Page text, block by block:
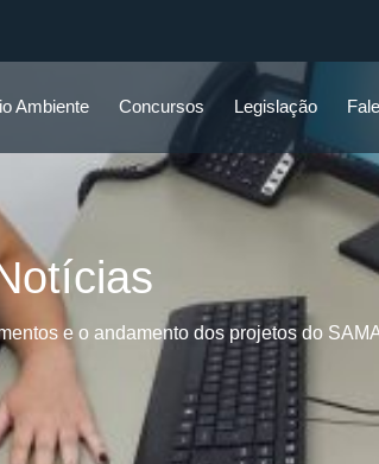
Ambiente Concursos Legislação
e o andamento dos projetos do